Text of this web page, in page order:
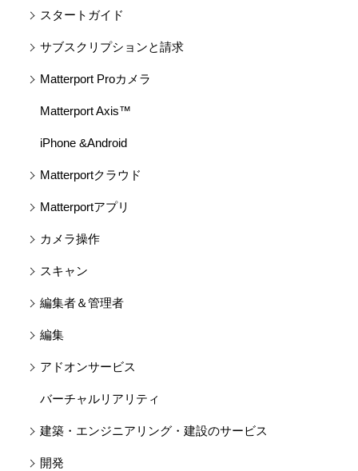
スタートガイド
サブスクリプションと請求
Matterport Proカメラ
Matterport Axis™
iPhone &Android
Matterportクラウド
Matterportアプリ
カメラ操作
スキャン
編集者＆管理者
編集
アドオンサービス
バーチャルリアリティ
建築・エンジニアリング・建設のサービス
開発